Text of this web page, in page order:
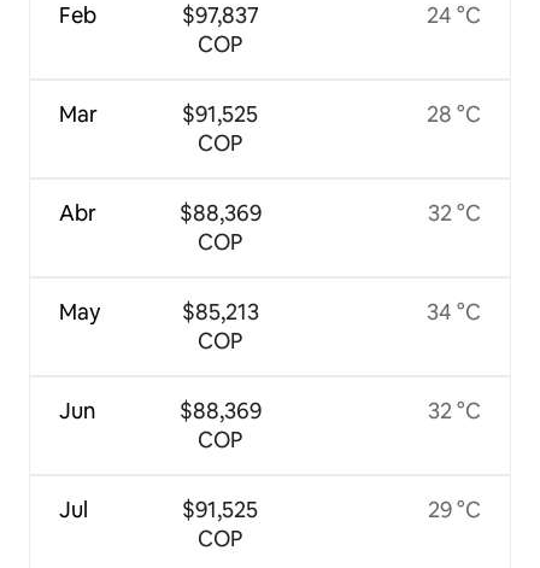
Feb
Mar
Abr
May
Jun
Jul
$97,837
COP
$91,525
COP
$88,369
COP
$85,213
COP
$88,369
COP
$91,525
COP
24 °C
28 °C
32 °C
34 °C
32 °C
29 °C